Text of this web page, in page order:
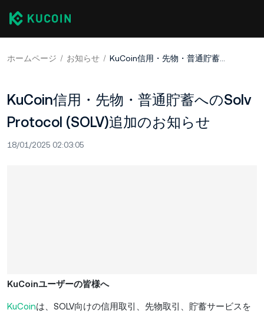
ホームページ お知らせ KuCoin信用・先物・普通貯蓄へのSolv Protocol (SOLV)追加のお知らせ
KuCoin信用・先物・普通貯蓄へのSolv
Protocol (SOLV)追加のお知らせ
18/01/2025 02:03:05
KuCoinユーザーの皆様へ
KuCoinは、SOLV向けの信用取引、先物取引、貯蓄サービスを